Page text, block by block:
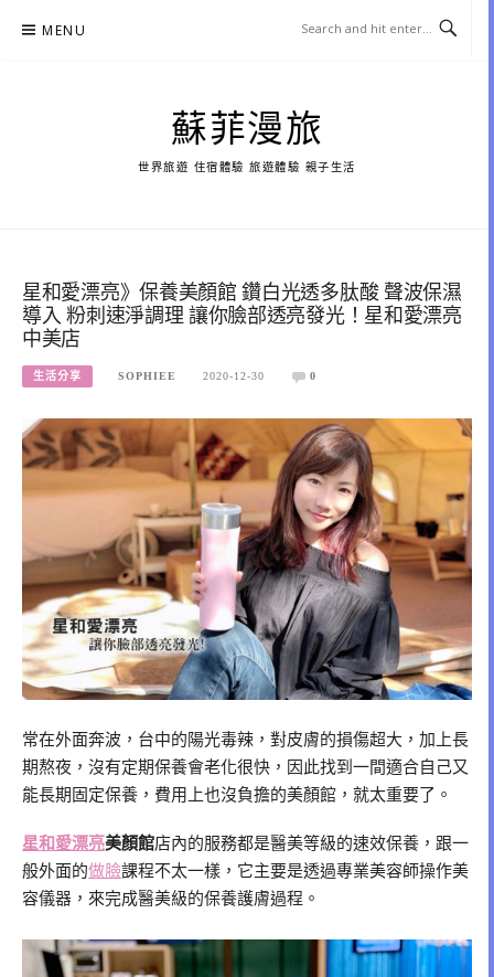
MENU
蘇菲漫旅
世界旅遊 住宿體驗 旅遊體驗 親子生活
星和愛漂亮》保養美顏館 鑽白光透多肽酸 聲波保濕
導入 粉刺速淨調理 讓你臉部透亮發光！星和愛漂亮
中美店
生活分享 SOPHIEE 2020-12-30 0
常在外面奔波，台中的陽光毒辣，對皮膚的損傷超大，加上長
期熬夜，沒有定期保養會老化很快，因此找到一間適合自己又
能長期固定保養，費用上也沒負擔的美顏館，就太重要了。
星和愛漂亮美顏館店內的服務都是醫美等級的速效保養，跟一
般外面的做臉課程不太一樣，它主要是透過專業美容師操作美
容儀器，來完成醫美級的保養護膚過程。